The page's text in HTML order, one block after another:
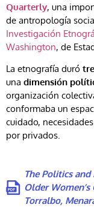
Quarterly, una
de antropología
Investigación
Washington, de
La etnografía duró
una dimensión
organización
conformaba un
cuidado,
por privados.
The Politics
Older
Torralbo,